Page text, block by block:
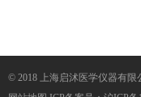
© 2018 上海启沭医学仪器有限